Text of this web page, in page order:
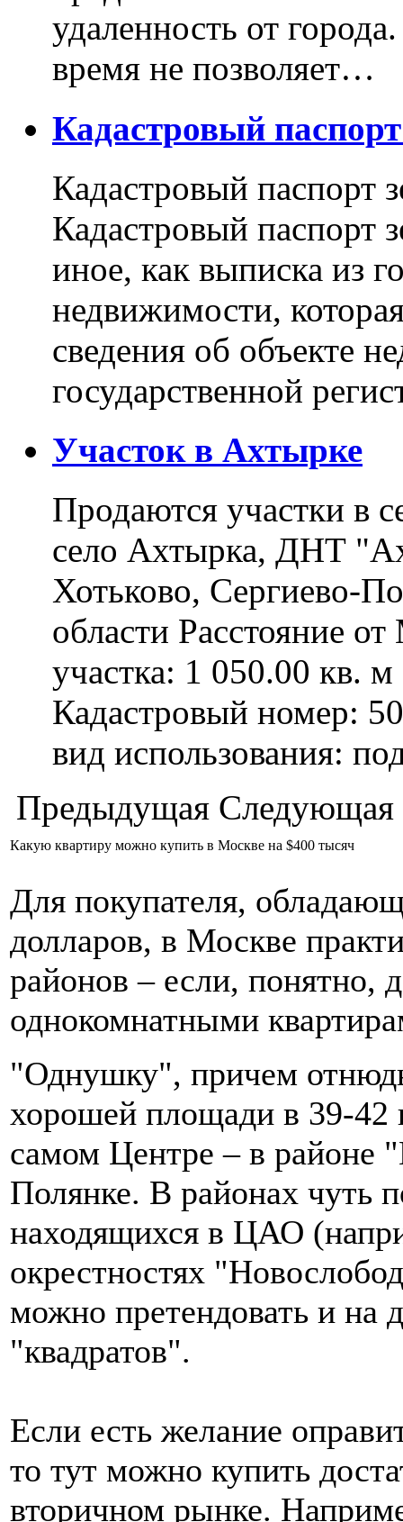
удаленность от
время не позволяет…
Кадастровый
Кадастровый паспорт
Кадастровый паспорт
иное, как выписка из
недвижимости,
сведения об объекте
государственной
Участок в Ахтырке
Продаются участки в
село Ахтырка, ДНТ
Хотьково, Сергиево-
области Расстояние
участка: 1 050.00 кв.
Кадастровый номер:
вид использования:
Предыдущая Следующая
Какую квартиру можно купить в Москве на $400 тысяч
Для покупателя,
долларов, в Москве
районов – если, понятно,
однокомнатными
"Однушку", причем
хорошей площади в 39-42
самом Центре – в районе
Полянке. В районах чуть
находящихся в ЦАО
окрестностях
можно претендовать и на
"квадратов".
Если есть желание
то тут можно купить
вторичном рынке.